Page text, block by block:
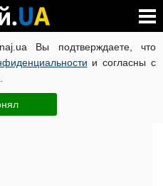
Вы подтверждаете, что
и согласны с
УКРАИНЫ КОРОНАВИРУС В
ЧИТАТИ УКРАЇНСЬКОЮ